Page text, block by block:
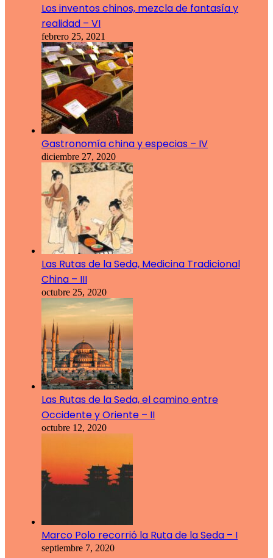
Los inventos chinos, mezcla de fantasía y
realidad – VI
febrero 25, 2021
Gastronomía china y especias – IV
diciembre 27, 2020
Las Rutas de la Seda, Medicina Tradicional
China – III
octubre 25, 2020
Las Rutas de la Seda, el camino entre
Occidente y Oriente – II
octubre 12, 2020
Marco Polo recorrió la Ruta de la Seda – I
septiembre 7, 2020